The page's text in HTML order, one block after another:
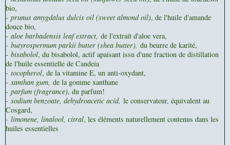
bio,
- prunus amygdalus dulcis oil (sweet almond oil), de l'huile d'amande
douce bio,
- aloe barbadensis leaf extract, de l'extrait d'aloe vera,
- butyrospermum parkii butter (shea butter), du beurre de karité,
- bisabolol, du bisabolol, actif apaisant issu d'une fraction de distillation
de l'huile essentielle de Candeia
- tocopherol, de la vitamine E, un anti-oxydant,
-xanthan gum, de la gomme xanthane
- parfum (fragrance), du parfum!
- sodium benzoate, dehydroacetic acid, le conservateur, équivalent au
Cosgard,
- limonene, linalool, citral, les éléments naturellement contenus dans les
huiles essentielles